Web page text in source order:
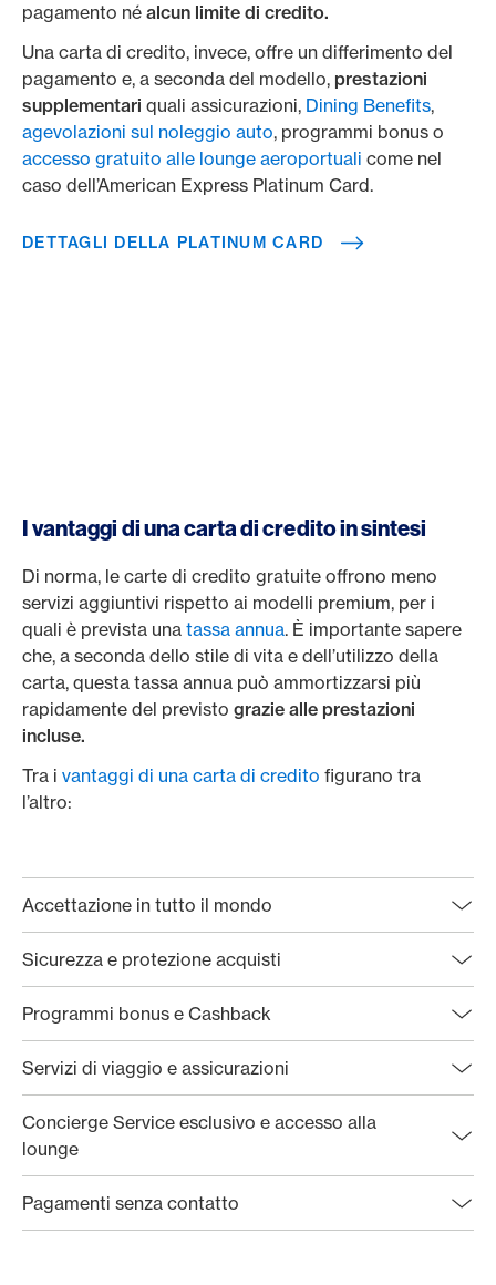
pagamento né alcun limite di credito.
Una carta di credito, invece, offre un differimento del
pagamento e, a seconda del modello, prestazioni
supplementari quali assicurazioni, Dining Benefits,
agevolazioni sul noleggio auto, programmi bonus o
accesso gratuito alle lounge aeroportuali come nel
caso dell’American Express Platinum Card.
DETTAGLI DELLA PLATINUM CARD
I vantaggi di una carta di credito in sintesi
Di norma, le carte di credito gratuite offrono meno
servizi aggiuntivi rispetto ai modelli premium, per i
quali è prevista una tassa annua. È importante sapere
che, a seconda dello stile di vita e dell’utilizzo della
carta, questa tassa annua può ammortizzarsi più
rapidamente del previsto grazie alle prestazioni
incluse.
Tra i vantaggi di una carta di credito figurano tra
l’altro:
Accettazione in tutto il mondo
Sicurezza e protezione acquisti
Programmi bonus e Cashback
Servizi di viaggio e assicurazioni
Concierge Service esclusivo e accesso alla
lounge
Pagamenti senza contatto